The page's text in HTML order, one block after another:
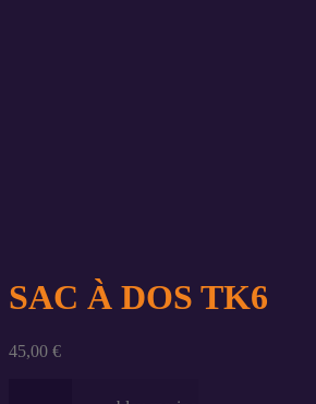
SAC À DOS TK6
45,00 €